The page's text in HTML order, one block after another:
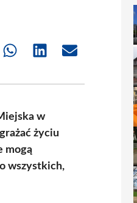
Share Share Share
w
życiu
mogą
wszystkich,